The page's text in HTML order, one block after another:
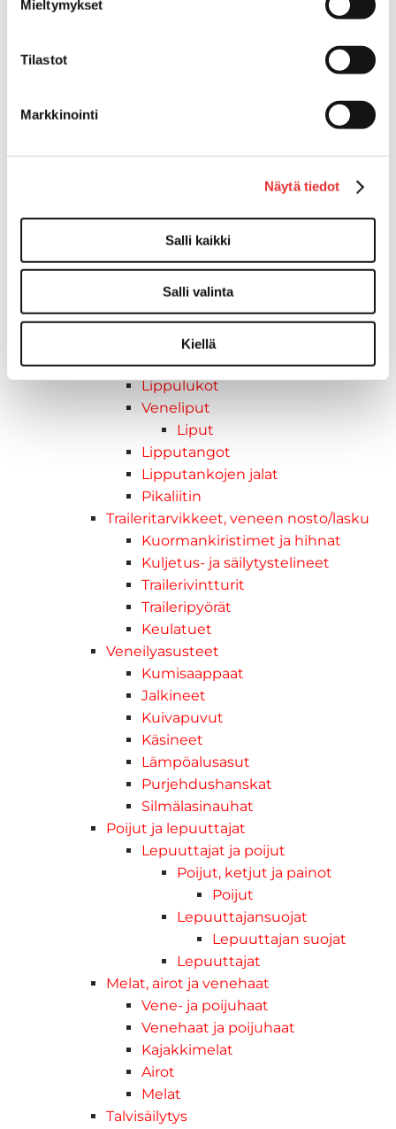
Mieltymykset
Tilastot
Markkinointi
Näytä tiedot
Salli kaikki
Salli valinta
Kiellä
Keulakaiteet ja kaidepylväät
Kaidekiinnikkeet ja -pidikkeet
Kuomuhelat
Kaidehelat
Venevarusteet
Liput ja tarvikkeet
Liput
Lippulukot
Veneliput
Liput
Lipputangot
Lipputankojen jalat
Pikaliitin
Traileritarvikkeet, veneen nosto/lasku
Kuormankiristimet ja hihnat
Kuljetus- ja säilytystelineet
Trailerivintturit
Traileripyörät
Keulatuet
Veneilyasusteet
Kumisaappaat
Jalkineet
Kuivapuvut
Käsineet
Lämpöalusasut
Purjehdushanskat
Silmälasinauhat
Poijut ja lepuuttajat
Lepuuttajat ja poijut
Poijut, ketjut ja painot
Poijut
Lepuuttajansuojat
Lepuuttajan suojat
Lepuuttajat
Melat, airot ja venehaat
Vene- ja poijuhaat
Venehaat ja poijuhaat
Kajakkimelat
Airot
Melat
Talvisäilytys